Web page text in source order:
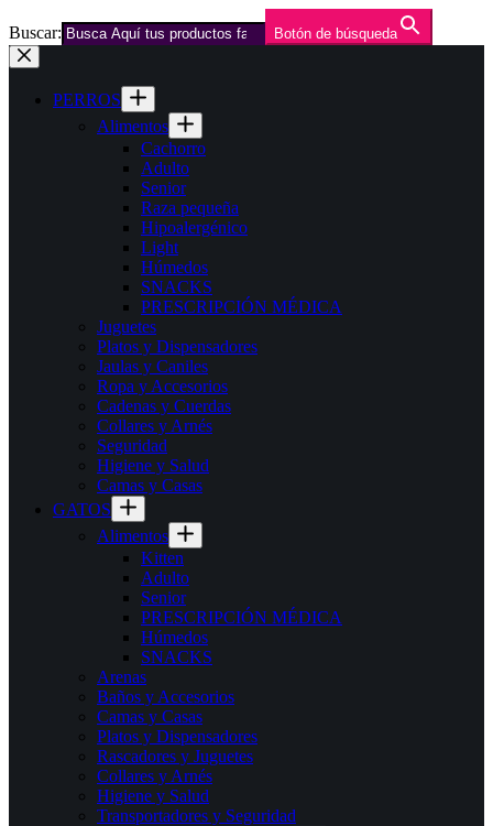
Buscar: Botón de búsqueda
Saltar
al
contenidoPERROS
Alimentos
Cachorro
Adulto
Senior
Raza pequeña
Hipoalergénico
Light
Húmedos
SNACKS
PRESCRIPCIÓN MÉDICA
Juguetes
Platos y Dispensadores
Jaulas y Caniles
Ropa y Accesorios
Cadenas y Cuerdas
Collares y Arnés
Seguridad
Higiene y Salud
Camas y Casas
GATOS
Alimentos
Kitten
Adulto
Senior
PRESCRIPCIÓN MÉDICA
Húmedos
SNACKS
Arenas
Baños y Accesorios
Camas y Casas
Platos y Dispensadores
Rascadores y Juguetes
Collares y Arnés
Higiene y Salud
Transportadores y Seguridad